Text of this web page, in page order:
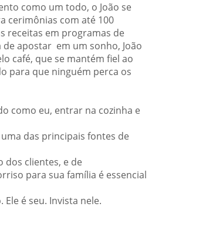
como um todo, o João se
cerimônias com até 100
receitas em programas de
apostar em um sonho, João
café, que se mantém fiel ao
para que ninguém perca os
como eu, entrar na cozinha e
das principais fontes de
dos clientes, e de
para sua família é essencial
é seu. Invista nele.